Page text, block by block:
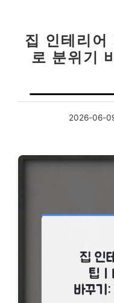
집 인테리
로 분위기
2026-06-